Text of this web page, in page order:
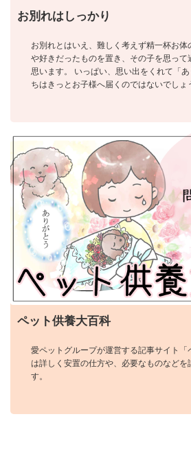
お別れはしっかり
お別れとはいえ、難しく考えず精一杯お体
や好きだったものを置き、その子を思って
思います。 いっぱい、思い出をくれて「
ちはきっとお子様へ届くのではないでしょ
ペット供養大百科
愛ペットグループが運営する記事サイト「
は詳しく安置の仕方や、必要なものなどを
す。